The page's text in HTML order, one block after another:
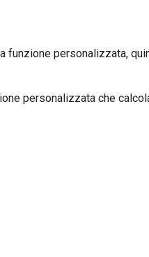
funzione personalizzata,
personalizzata che